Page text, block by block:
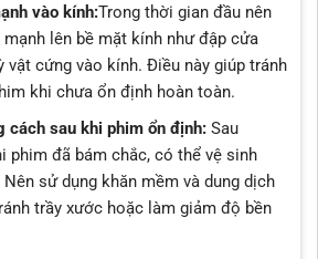
vào kính:Trong thời gian đầu nên
lên bề mặt kính như đập cửa
vật cứng vào kính. Điều này giúp tránh
khi chưa ổn định hoàn toàn.
cách sau khi phim ổn định:Sau
phim đã bám chắc, có thể vệ sinh
sử dụng khăn mềm và dung dịch
trầy xước hoặc làm giảm độ bền